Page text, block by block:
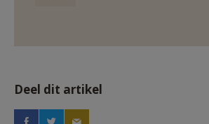
Deel dit artikel